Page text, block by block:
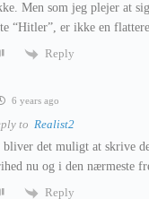
Men som jeg plejer at
“Hitler”, er ikke en
Reply
6 years ago
to Realist2
bliver det muligt at skrive
nu og i den nærmeste
Reply